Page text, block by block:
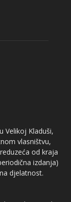
Velikoj Kladuši,
vlasništvu,
od kraja
izdanja)
djelatnost.